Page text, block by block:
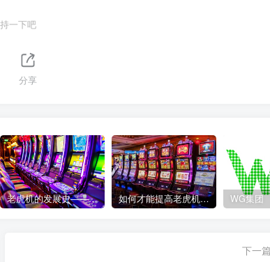
一下吧
分享
老虎机的发展史——赌场中最受欢迎游戏的演变历程 如何才能提高老虎机获胜的几率？ WG集团
下一